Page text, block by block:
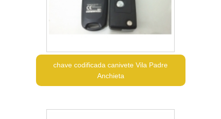
chave codificada canivete Vila Padre
Anchieta